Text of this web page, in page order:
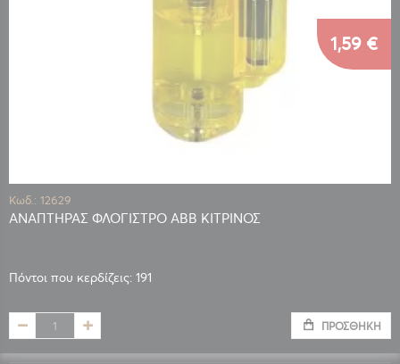
Κωδ.: 12629
ΑΝΑΠΤΗΡΑΣ ΦΛΟΓΙΣΤΡΟ ABB ΚΙΤΡΙΝΟΣ
Πόντοι που κερδίζεις: 191
1,59 €
ΠΡΟΣΘΉΚΗ